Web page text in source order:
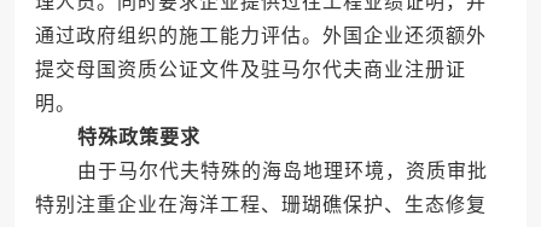
通过政府组织的施工能力评估。外国企业还须额外
提交母国资质公证文件及驻马尔代夫商业注册证
明。
特殊政策要求
由于马尔代夫特殊的海岛地理环境，资质审批
特别注重企业在海洋工程、珊瑚礁保护、生态修复